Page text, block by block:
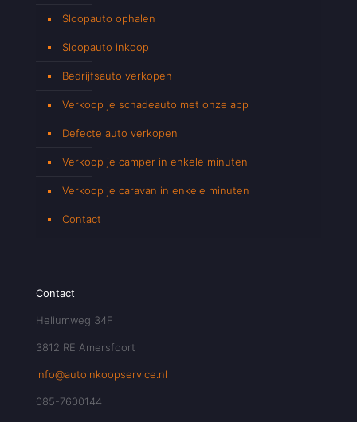
Sloopauto ophalen
Sloopauto inkoop
Bedrijfsauto verkopen
Verkoop je schadeauto met onze app
Defecte auto verkopen
Verkoop je camper in enkele minuten
Verkoop je caravan in enkele minuten
Contact
Contact
Heliumweg 34F
3812 RE Amersfoort
info@autoinkoopservice.nl
085-7600144